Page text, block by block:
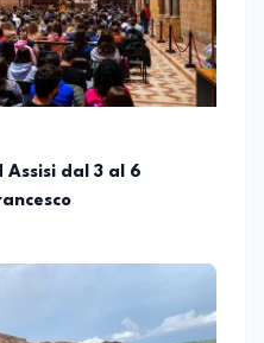
dal 3 al 6